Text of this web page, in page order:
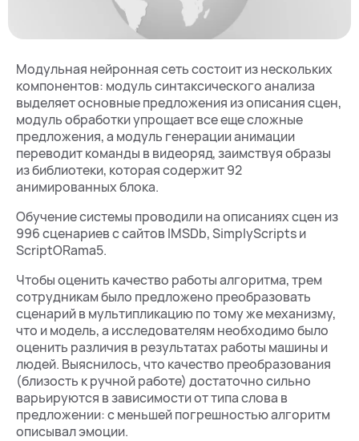
Модульная нейронная сеть состоит из нескольких
компонентов: модуль синтаксического анализа
выделяет основные предложения из описания сцен,
модуль обработки упрощает все еще сложные
предложения, а модуль генерации анимации
переводит команды в видеоряд, заимствуя образы
из библиотеки, которая содержит 92
анимированных блока.
Обучение системы проводили на описаниях сцен из
996 сценариев с сайтов IMSDb, SimplyScripts и
ScriptORama5.
Чтобы оценить качество работы алгоритма, трем
сотрудникам было предложено преобразовать
сценарий в мультипликацию по тому же механизму,
что и модель, а исследователям необходимо было
оценить различия в результатах работы машины и
людей. Выяснилось, что качество преобразования
(близость к ручной работе) достаточно сильно
варьируются в зависимости от типа слова в
предложении: c меньшей погрешностью алгоритм
описывал эмоции.